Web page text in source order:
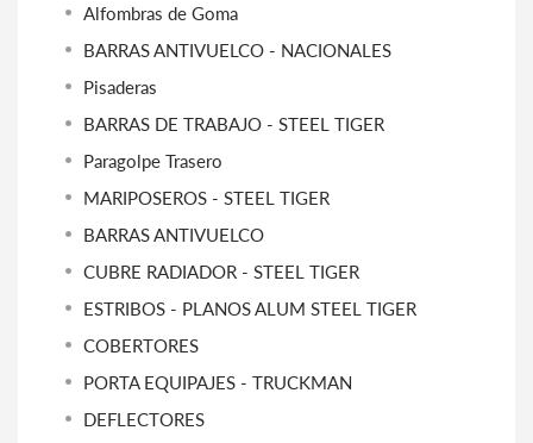
Alfombras de Goma
BARRAS ANTIVUELCO - NACIONALES
Pisaderas
BARRAS DE TRABAJO - STEEL TIGER
Paragolpe Trasero
MARIPOSEROS - STEEL TIGER
BARRAS ANTIVUELCO
CUBRE RADIADOR - STEEL TIGER
ESTRIBOS - PLANOS ALUM STEEL TIGER
COBERTORES
PORTA EQUIPAJES - TRUCKMAN
DEFLECTORES